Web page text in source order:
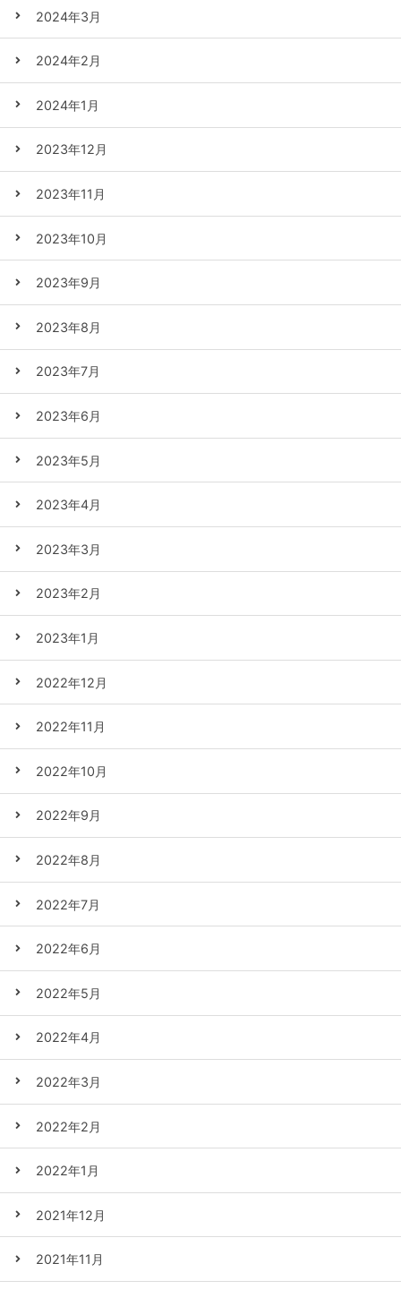
2024年3月
2024年2月
2024年1月
2023年12月
2023年11月
2023年10月
2023年9月
2023年8月
2023年7月
2023年6月
2023年5月
2023年4月
2023年3月
2023年2月
2023年1月
2022年12月
2022年11月
2022年10月
2022年9月
2022年8月
2022年7月
2022年6月
2022年5月
2022年4月
2022年3月
2022年2月
2022年1月
2021年12月
2021年11月